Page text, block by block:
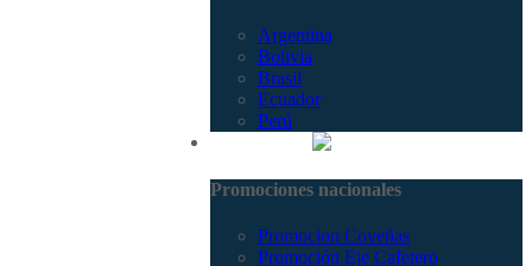
Argentina
Bolivia
Brasil
Ecuador
Perú
Promociones nacionales
Promocion Coveñas
Promoción Eje Cafetero